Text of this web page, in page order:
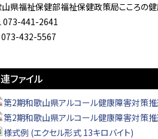
県福祉保健部福祉保健政策局こころの
073-441-2641
073-432-5567
ファイル
第2期和歌山県アルコール健康障害対策
第2期和歌山県アルコール健康障害対策
様式例 (エクセル形式 13キロバイト)